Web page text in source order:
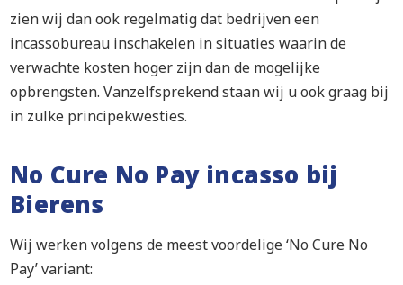
zien wij dan ook regelmatig dat bedrijven een
incassobureau inschakelen in situaties waarin de
verwachte kosten hoger zijn dan de mogelijke
opbrengsten. Vanzelfsprekend staan wij u ook graag bij
in zulke principekwesties.
No Cure No Pay incasso bij
Bierens
Wij werken volgens de meest voordelige ‘No Cure No
Pay’ variant: